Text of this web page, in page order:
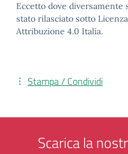
Eccetto dove diversamente
stato rilasciato sotto
Attribuzione 4.0 Italia.
Stampa / Condividi
Scarica la